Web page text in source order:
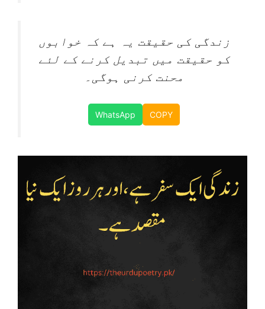
زندگی کی حقیقت یہ ہے کہ خوابوں
کو حقیقت میں تبدیل کرنے کے لئے
محنت کرنی ہوگی۔
WhatsApp COPY